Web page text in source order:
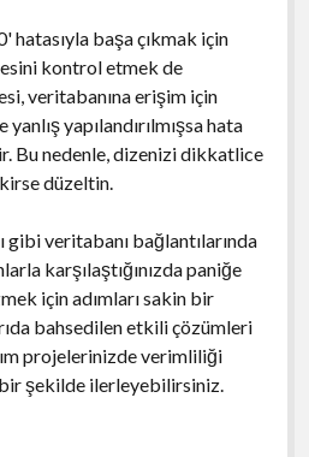
hatasıyla başa çıkmak için
kontrol etmek de
veritabanına erişim için
yapılandırılmışsa hata
Bu nedenle, dizenizi dikkatlice
düzeltin.
gibi veritabanı bağlantılarında
karşılaştığınızda paniğe
için adımları sakin bir
bahsedilen etkili çözümleri
projelerinizde verimliliği
şekilde ilerleyebilirsiniz.